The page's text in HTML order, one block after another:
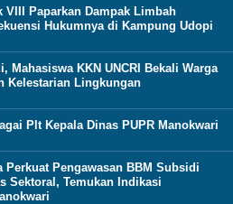
VIII Paparkan Dampak Limbah
Hukumnya di Kampung Udopi
Mahasiswa KKN UNCRI Bekali Warga
Kelestarian Lingkungan
Plt Kepala Dinas PUPR Manokwari
Perkuat Pengawasan BBM Subsidi
Sektoral, Temukan Indikasi